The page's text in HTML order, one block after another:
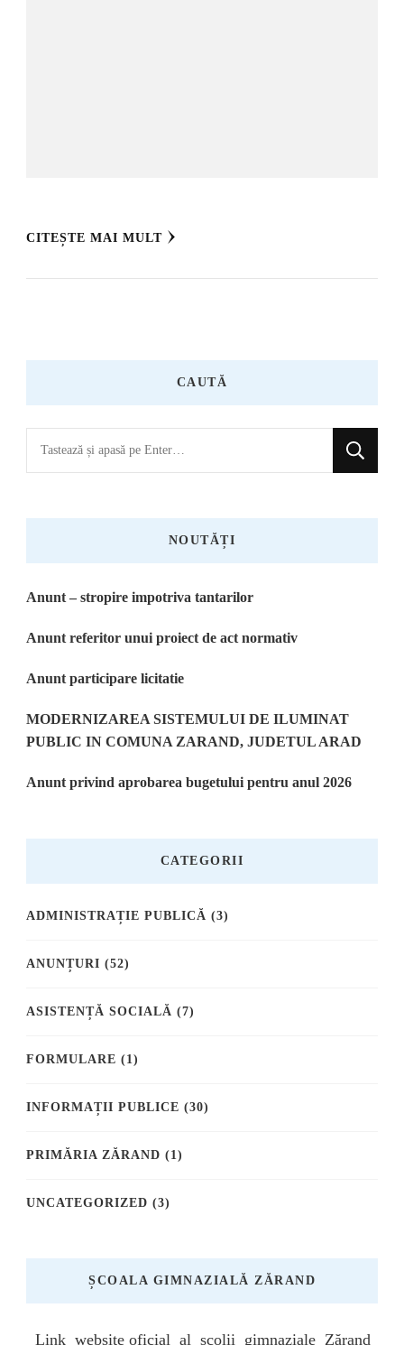
CITEȘTE MAI MULT
CAUTĂ
ceva?
NOUTĂȚI
Anunt – stropire impotriva tantarilor
Anunt referitor unui proiect de act normativ
Anunt participare licitatie
MODERNIZAREA SISTEMULUI DE ILUMINAT
PUBLIC IN COMUNA ZARAND, JUDETUL ARAD
Anunt privind aprobarea bugetului pentru anul 2026
CATEGORII
ADMINISTRAȚIE PUBLICĂ (3)
ANUNȚURI (52)
ASISTENȚĂ SOCIALĂ (7)
FORMULARE (1)
INFORMAȚII PUBLICE (30)
PRIMĂRIA ZĂRAND (1)
UNCATEGORIZED (3)
ȘCOALA GIMNAZIALĂ ZĂRAND
Link website oficial al școlii gimnaziale Zărand